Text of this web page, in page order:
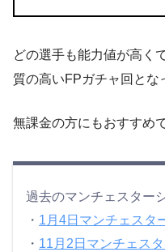
どの選手も能力値が高く
質の高いFPガチャ回とな
無課金の方にもおすすめで
過去のマンチェスター
・ 1月4日マンチェスタ
・ 11月2日マンチェス